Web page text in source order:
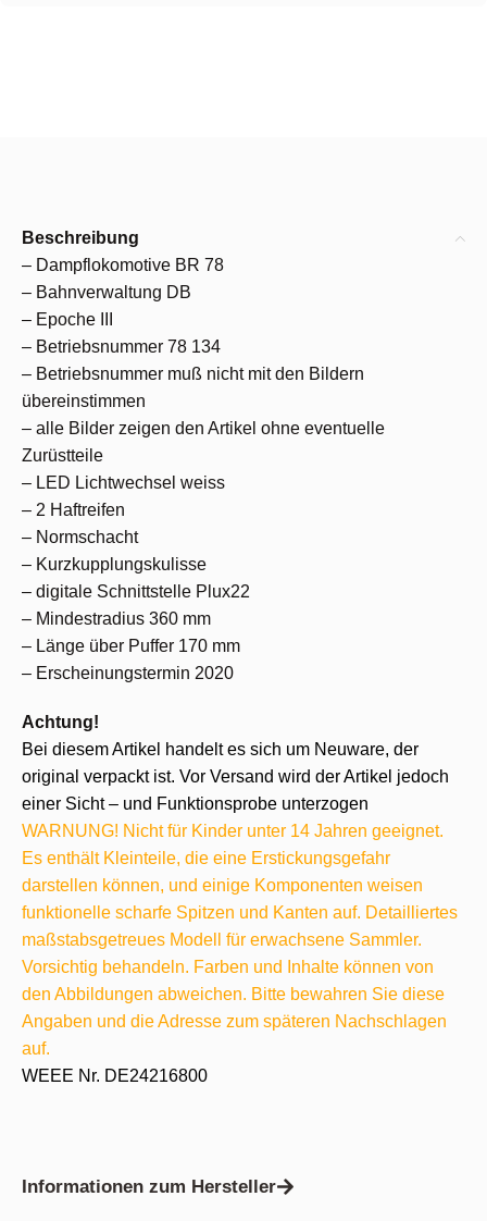
Beschreibung
– Dampflokomotive BR 78
– Bahnverwaltung DB
– Epoche III
– Betriebsnummer 78 134
– Betriebsnummer muß nicht mit den Bildern
übereinstimmen
– alle Bilder zeigen den Artikel ohne eventuelle
Zurüstteile
– LED Lichtwechsel weiss
– 2 Haftreifen
– Normschacht
– Kurzkupplungskulisse
– digitale Schnittstelle Plux22
– Mindestradius 360 mm
– Länge über Puffer 170 mm
– Erscheinungstermin 2020
Achtung!
Bei diesem Artikel handelt es sich um Neuware, der
original verpackt ist. Vor Versand wird der Artikel jedoch
einer Sicht – und Funktionsprobe unterzogen
WARNUNG! Nicht für Kinder unter 14 Jahren geeignet.
Es enthält Kleinteile, die eine Erstickungsgefahr
darstellen können, und einige Komponenten weisen
funktionelle scharfe Spitzen und Kanten auf. Detailliertes
maßstabsgetreues Modell für erwachsene Sammler.
Vorsichtig behandeln. Farben und Inhalte können von
den Abbildungen abweichen. Bitte bewahren Sie diese
Angaben und die Adresse zum späteren Nachschlagen
auf.
WEEE Nr. DE24216800
Informationen zum Hersteller